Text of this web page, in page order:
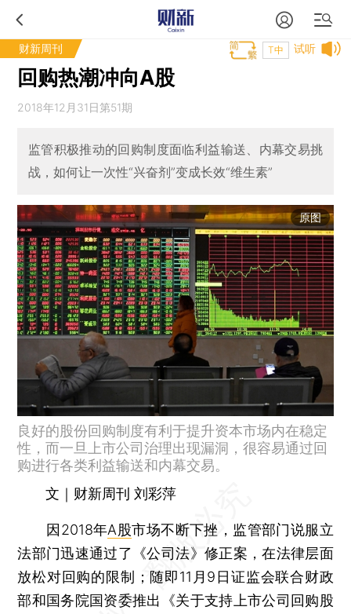
财新周刊 试听
T中
回购热潮冲向A股
2018年12月31日第51期
监管积极推动的回购制度面临利益输送、内幕交易挑
战，如何让一次性“兴奋剂”变成长效“维生素”
原图
良好的股份回购制度有利于提升资本市场内在稳定
性，而一旦上市公司治理出现漏洞，很容易通过回
购进行各类利益输送和内幕交易。
文｜财新周刊 刘彩萍
因2018年A股市场不断下挫，监管部门说服立
法部门迅速通过了《公司法》修正案，在法律层面
放松对回购的限制；随即11月9日证监会联合财政
部和国务院国资委推出《关于支持上市公司回购股